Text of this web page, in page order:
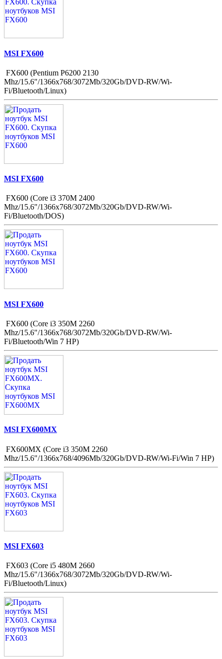
MSI FX600
FX600 (Pentium P6200 2130
Mhz/15.6"/1366x768/3072Mb/320Gb/DVD-RW/Wi-
Fi/Bluetooth/Linux)
MSI FX600
FX600 (Core i3 370M 2400
Mhz/15.6"/1366x768/3072Mb/320Gb/DVD-RW/Wi-
Fi/Bluetooth/DOS)
MSI FX600
FX600 (Core i3 350M 2260
Mhz/15.6"/1366x768/3072Mb/320Gb/DVD-RW/Wi-
Fi/Bluetooth/Win 7 HP)
MSI FX600MX
FX600MX (Core i3 350M 2260
Mhz/15.6"/1366x768/4096Mb/320Gb/DVD-RW/Wi-Fi/Win 7 HP)
MSI FX603
FX603 (Core i5 480M 2660
Mhz/15.6"/1366x768/3072Mb/320Gb/DVD-RW/Wi-
Fi/Bluetooth/Linux)